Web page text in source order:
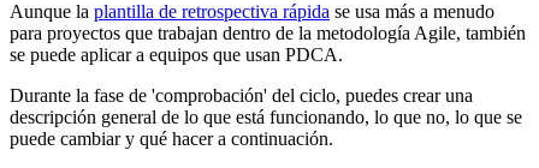
Aunque la plantilla de retrospectiva rápida se usa más a menudo
para proyectos que trabajan dentro de la metodología Agile, también
se puede aplicar a equipos que usan PDCA.
Durante la fase de 'comprobación' del ciclo, puedes crear una
descripción general de lo que está funcionando, lo que no, lo que se
puede cambiar y qué hacer a continuación.